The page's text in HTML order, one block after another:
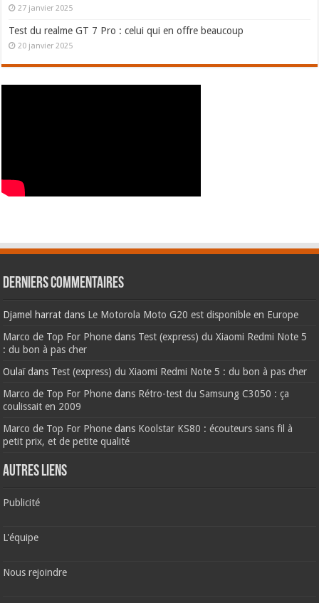
27 janvier 2025
Test du realme GT 7 Pro : celui qui en offre beaucoup
20 janvier 2025
Derniers commentaires
Djamel harrat dans Le Motorola Moto G20 est disponible en Europe
Marco de Top For Phone dans Test (express) du Xiaomi Redmi Note 5
: du bon à pas cher
Oulaïdans Test (express) du Xiaomi Redmi Note 5 : du bon à pas cher
Marco de Top For Phone dans Rétro-test du Samsung C3050 : ça
coulissait en 2009
Marco de Top For Phone dans Koolstar KS80 : écouteurs sans fil à
petit prix, et de petite qualité
AUTRES LIENS
Publicité
L'équipe
Nous rejoindre